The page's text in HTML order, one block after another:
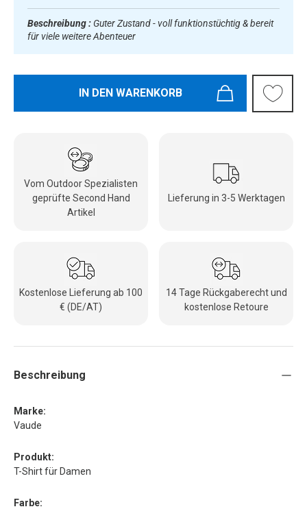
Beschreibung : Guter Zustand - voll funktionstüchtig & bereit
für viele weitere Abenteuer
IN DEN WARENKORB
Vom Outdoor Spezialisten
geprüfte Second Hand
Artikel
Lieferung in 3-5 Werktagen
Kostenlose Lieferung ab 100
€ (DE/AT)
14 Tage Rückgaberecht und
kostenlose Retoure
Beschreibung
Marke:
Vaude
Produkt:
T-Shirt für Damen
Farbe: